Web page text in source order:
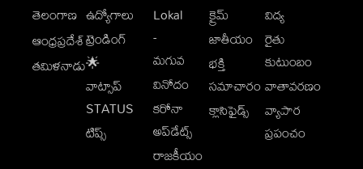
తెలంగాణ
ఆంధ్రప్రదేశ్
తమిళనాడు
ఉద్యోగాలు
ట్రెండింగ్
🌟
వాట్సాప్
STATUS
టిప్స్
Lokal
-
మగువ
వినోదం
కరోనా
అప్‌డేట్స్
రాజకీయం
క్రైమ్
జాతీయం
భక్తి
సమాచారం
క్లాసిఫైడ్స్
విద్య
రైతు
కుటుంబం
వాతావరణం
వ్యాపార
ప్రపంచం